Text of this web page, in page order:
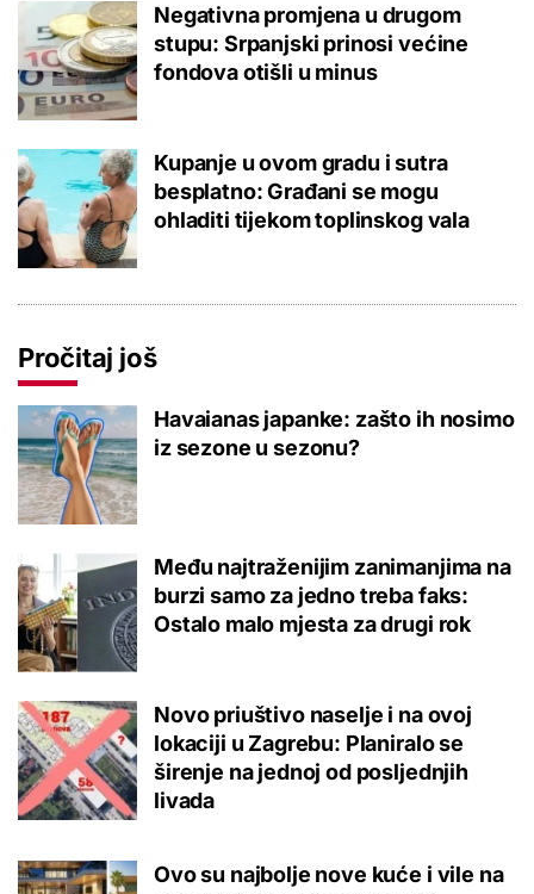
Negativna promjena u drugom
stupu: Srpanjski prinosi većine
fondova otišli u minus
Kupanje u ovom gradu i sutra
besplatno: Građani se mogu
ohladiti tijekom toplinskog vala
Pročitaj još
Havaianas japanke: zašto ih nosimo
iz sezone u sezonu?
Među najtraženijim zanimanjima na
burzi samo za jedno treba faks:
Ostalo malo mjesta za drugi rok
Novo priuštivo naselje i na ovoj
lokaciji u Zagrebu: Planiralo se
širenje na jednoj od posljednjih
livada
Ovo su najbolje nove kuće i vile na